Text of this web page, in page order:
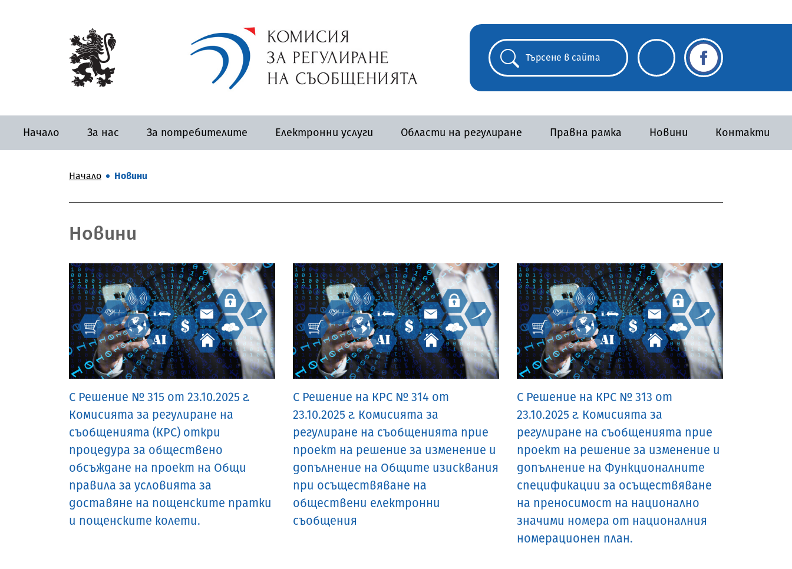
Начало За нас За потребителите Електронни услуги Области на регулиране Правна рамка Новини Контакти
Начало Новини
Новини
С Решение № 315 от 23.10.2025 г.
Комисията за регулиране на
съобщенията (КРС) откри
процедура за обществено
обсъждане на проект на Общи
правила за условията за
доставяне на пощенските пратки
и пощенските колети.
С Решение на КРС № 314 от
23.10.2025 г. Комисията за
регулиране на съобщенията прие
проект на решение за изменение и
допълнение на Общите изисквания
при осъществяване на
обществени електронни
съобщения
С Решение на КРС № 313 от
23.10.2025 г. Комисията за
регулиране на съобщенията прие
проект на решение за изменение и
допълнение на Функционалните
спецификации за осъществяване
на преносимост на национално
значими номера от националния
номерационен план.